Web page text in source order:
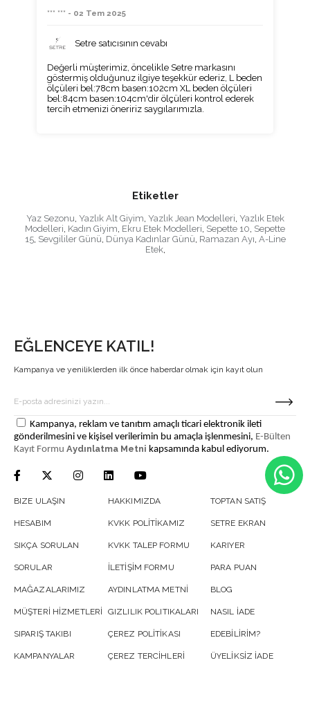
*** *** - 02 Tem 2025
Setre satıcısının cevabı
Değerli müşterimiz, öncelikle Setre markasını
göstermiş olduğunuz ilgiye teşekkür ederiz, L beden
ölçüleri bel:78cm basen:102cm XL beden ölçüleri
bel:84cm basen:104cm'dir ölçüleri kontrol ederek
tercih etmenizi öneririz saygılarımızla.
Etiketler
Yaz Sezonu Yazlık Alt Giyim Yazlık Jean Modelleri Yazlık Etek
Modelleri Kadın Giyim Ekru Etek Modelleri Sepette 10 Sepette
15, Sevgililer Günü Dünya Kadınlar Günü Ramazan Ayı A-Line
Etek,
EĞLENCEYE KATIL!
Kampanya ve yeniliklerden ilk önce haberdar olmak için kayıt olun
Kampanya, reklam ve tanıtım amaçlı ticari elektronik ileti
gönderilmesini ve kişisel verilerimin bu amaçla işlenmesini, E-Bülten
Kayıt Formu Aydınlatma Metni kapsamında kabul ediyorum.
BIZE ULAŞIN
HESABIM
SIKÇA SORULAN
SORULAR
MAĞAZALARIMIZ
MÜŞTERİ HİZMETLERİ
SIPARIŞ TAKIBI
KAMPANYALAR
HAKKIMIZDA
KVKK POLİTİKAMIZ
KVKK TALEP FORMU
İLETİŞİM FORMU
AYDINLATMA METNİ
GIZLILIK POLITIKALARI
ÇEREZ POLİTİKASI
ÇEREZ TERCİHLERİ
TOPTAN SATIŞ
SETRE EKRAN
KARIYER
PARA PUAN
BLOG
NASIL İADE
EDEBİLİRİM?
ÜYELİKSİZ İADE